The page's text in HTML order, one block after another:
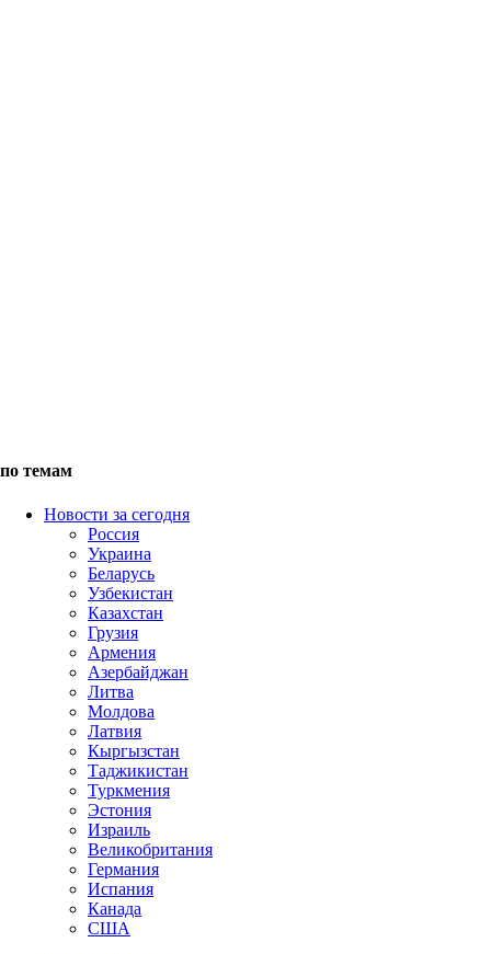
по темам
Новости за сегодня
Россия
Украина
Беларусь
Узбекистан
Казахстан
Грузия
Армения
Азербайджан
Литва
Молдова
Латвия
Кыргызстан
Таджикистан
Туркмения
Эстония
Израиль
Великобритания
Германия
Испания
Канада
США